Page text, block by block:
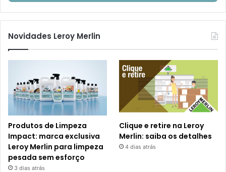
Novidades Leroy Merlin
Produtos de Limpeza
Impact: marca exclusiva
Leroy Merlin para limpeza
pesada sem esforço
3 dias atrás
Clique e retire na Leroy
Merlin: saiba os detalhes
4 dias atrás